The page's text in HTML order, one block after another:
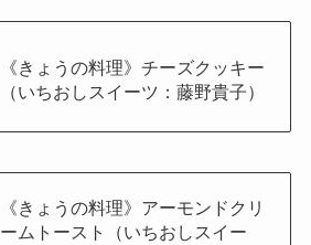
《きょうの料理》チーズクッキー
（いちおしスイーツ：藤野貴子）
《きょうの料理》アーモンドクリ
ームトースト（いちおしスイー